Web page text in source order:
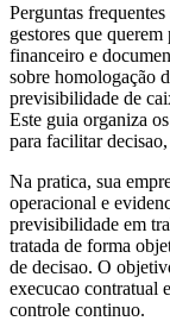
Perguntas
gestores que
financeiro e
sobre homologação
previsibilidade de
Este guia organiza
para facilitar
Na pratica, sua
operacional e
previsibilidade em
tratada de forma
de decisao. O
execucao contratual
controle continuo.